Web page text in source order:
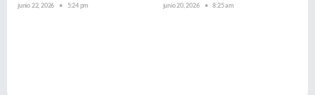
junio 22, 2026 5:24 pm junio 20, 2026 8:25 am